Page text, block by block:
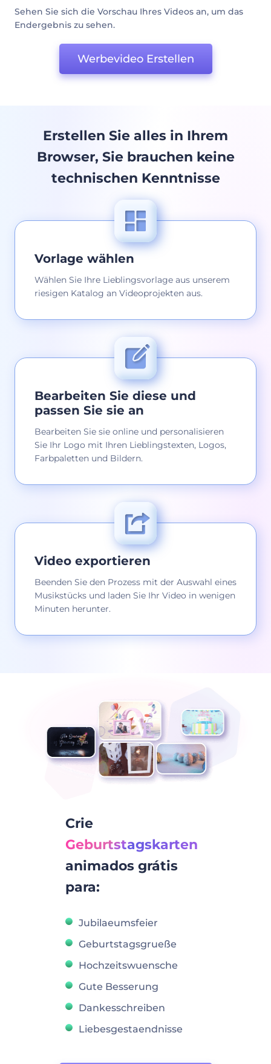
Sehen Sie sich die Vorschau Ihres Videos an, um das
Endergebnis zu sehen.
Werbevideo Erstellen
Erstellen Sie alles in Ihrem
Browser, Sie brauchen keine
technischen Kenntnisse
Vorlage wählen
Wählen Sie Ihre Lieblingsvorlage aus unserem
riesigen Katalog an Videoprojekten aus.
Bearbeiten Sie diese und
passen Sie sie an
Bearbeiten Sie sie online und personalisieren
Sie Ihr Logo mit Ihren Lieblingstexten, Logos,
Farbpaletten und Bildern.
Video exportieren
Beenden Sie den Prozess mit der Auswahl eines
Musikstücks und laden Sie Ihr Video in wenigen
Minuten herunter.
Crie
Geburtstagskarten
animados grátis
para:
Jubilaeumsfeier
Geburtstagsgrueße
Hochzeitswuensche
Gute Besserung
Dankesschreiben
Liebesgestaendnisse